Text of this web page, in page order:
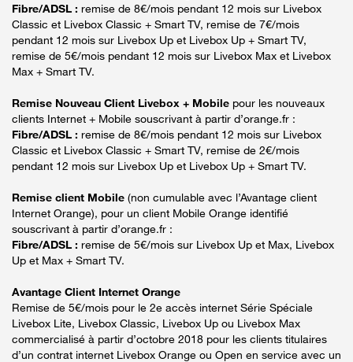
Fibre/ADSL : remise de 8€/mois pendant 12 mois sur Livebox
Classic et Livebox Classic + Smart TV, remise de 7€/mois
pendant 12 mois sur Livebox Up et Livebox Up + Smart TV,
remise de 5€/mois pendant 12 mois sur Livebox Max et Livebox
Max + Smart TV.
Remise Nouveau Client Livebox + Mobile pour les nouveaux
clients Internet + Mobile souscrivant à partir d’orange.fr :
Fibre/ADSL : remise de 8€/mois pendant 12 mois sur Livebox
Classic et Livebox Classic + Smart TV, remise de 2€/mois
pendant 12 mois sur Livebox Up et Livebox Up + Smart TV.
Remise client Mobile (non cumulable avec l’Avantage client
Internet Orange), pour un client Mobile Orange identifié
souscrivant à partir d’orange.fr :
Fibre/ADSL : remise de 5€/mois sur Livebox Up et Max, Livebox
Up et Max + Smart TV.
Avantage Client Internet Orange
Remise de 5€/mois pour le 2e accès internet Série Spéciale
Livebox Lite, Livebox Classic, Livebox Up ou Livebox Max
commercialisé à partir d’octobre 2018 pour les clients titulaires
d’un contrat internet Livebox Orange ou Open en service avec un